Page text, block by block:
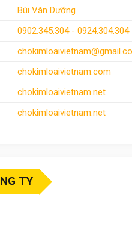
Bùi Văn Dưỡng
0902.345.304 - 0924.304.304
chokimloaivietnam
chokimloaivietnam.com
chokimloaivietnam.net
chokimloaivietnam.net
TY